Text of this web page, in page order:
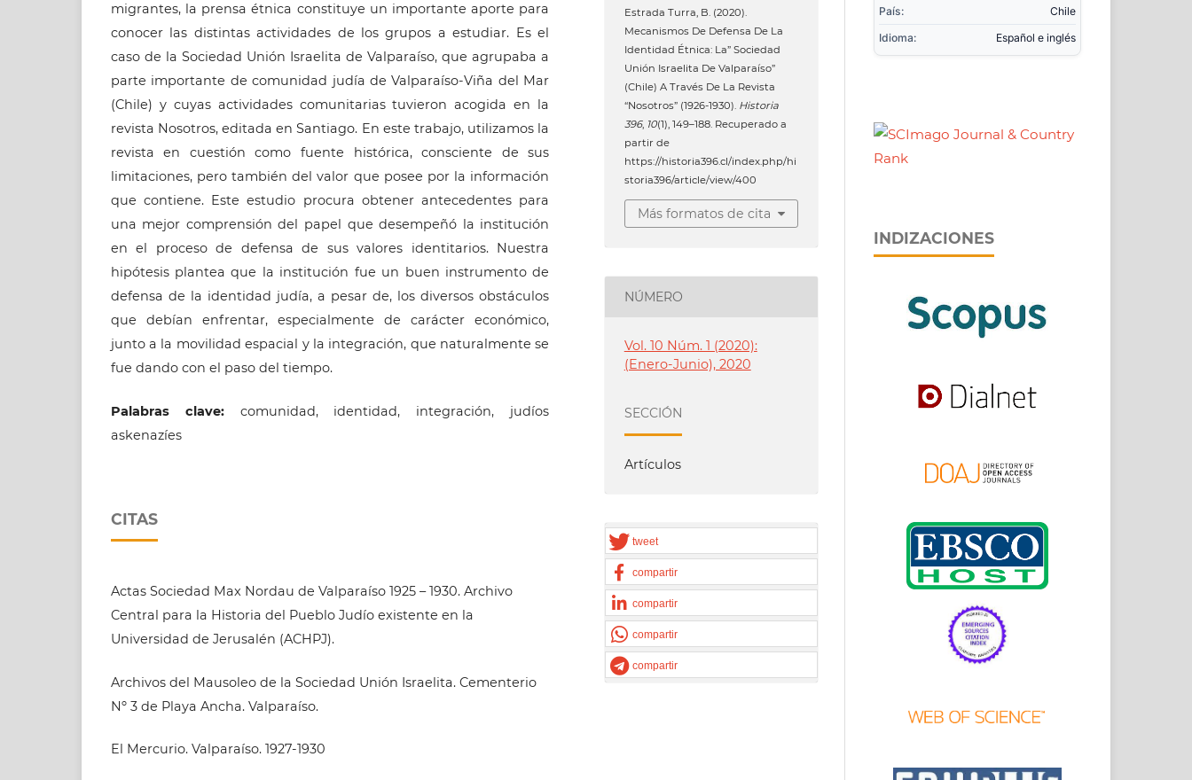
migrantes, la prensa étnica constituye un importante aporte para
conocer las distintas actividades de los grupos a estudiar. Es el
caso de la Sociedad Unión Israelita de Valparaíso, que agrupaba a
parte importante de comunidad judía de Valparaíso-Viña del Mar
(Chile) y cuyas actividades comunitarias tuvieron acogida en la
revista Nosotros, editada en Santiago. En este trabajo, utilizamos la
revista en cuestión como fuente histórica, consciente de sus
limitaciones, pero también del valor que posee por la información
que contiene. Este estudio procura obtener antecedentes para
una mejor comprensión del papel que desempeñó la institución
en el proceso de defensa de sus valores identitarios. Nuestra
hipótesis plantea que la institución fue un buen instrumento de
defensa de la identidad judía, a pesar de, los diversos obstáculos
que debían enfrentar, especialmente de carácter económico,
junto a la movilidad espacial y la integración, que naturalmente se
fue dando con el paso del tiempo.
Palabras clave:comunidad, identidad, integración, judíos
askenazíes
CITAS
Actas Sociedad Max Nordau de Valparaíso 1925 – 1930. Archivo
Central para la Historia del Pueblo Judío existente en la
Universidad de Jerusalén (ACHPJ).
Archivos del Mausoleo de la Sociedad Unión Israelita. Cementerio
Nº 3 de Playa Ancha. Valparaíso.
El Mercurio. Valparaíso. 1927-1930
Estrada Turra, B. (2020).
Mecanismos De Defensa De La
Identidad Étnica: La” Sociedad
Unión Israelita De Valparaíso”
(Chile) A Través De La Revista
“Nosotros” (1926-1930). Historia
396, 10(1), 149–188. Recuperado a
partir de
https://historia396.cl/index.php/hi
storia396/article/view/400
Más formatos de cita
NÚMERO
Vol. 10 Núm. 1 (2020):
(Enero-Junio), 2020
SECCIÓN
Artículos
tweet
compartir
compartir
compartir
compartir
País:
Chile
Idioma:
Español e inglés
INDIZACIONES